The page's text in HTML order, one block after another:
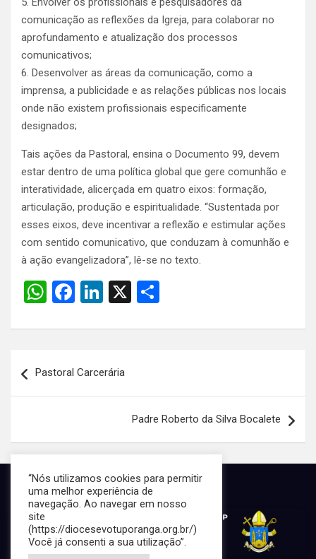
comunicação as reflexões da Igreja, para colaborar no
aprofundamento e atualização dos processos
comunicativos;
6. Desenvolver as áreas da comunicação, como a
imprensa, a publicidade e as relações públicas nos locais
onde não existem profissionais especificamente
designados;
Tais ações da Pastoral, ensina o Documento 99, devem
estar dentro de uma política global que gere comunhão e
interatividade, alicerçada em quatro eixos: formação,
articulação, produção e espiritualidade. “Sustentada por
esses eixos, deve incentivar a reflexão e estimular ações
com sentido comunicativo, que conduzam à comunhão e
à ação evangelizadora”, lê-se no texto.
W
at
A
p
F
ce
o
o
Li
ke
n
X
ar
de
Pastoral Carcerária
Padre Roberto da Silva Bocalete
“Nós utilizamos cookies para permitir
uma melhor experiência de
navegação. Ao navegar em nosso
site
(https://diocesevotuporanga.org.br/)
Você já consenti a sua utilização”.